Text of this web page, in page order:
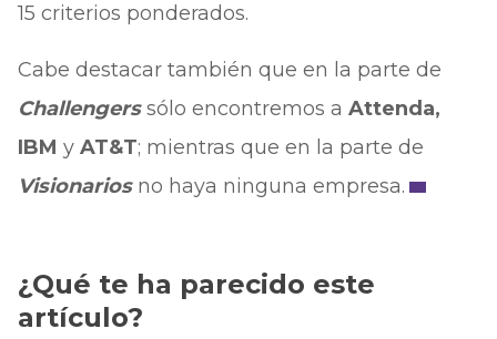
15 criterios ponderados.
Cabe destacar también que en la parte de
Challengerssólo encontremos a Attenda,
IBM yAT&T; mientras que en la parte de
Visionariosno haya ninguna empresa.
¿Qué te ha parecido este
artículo?